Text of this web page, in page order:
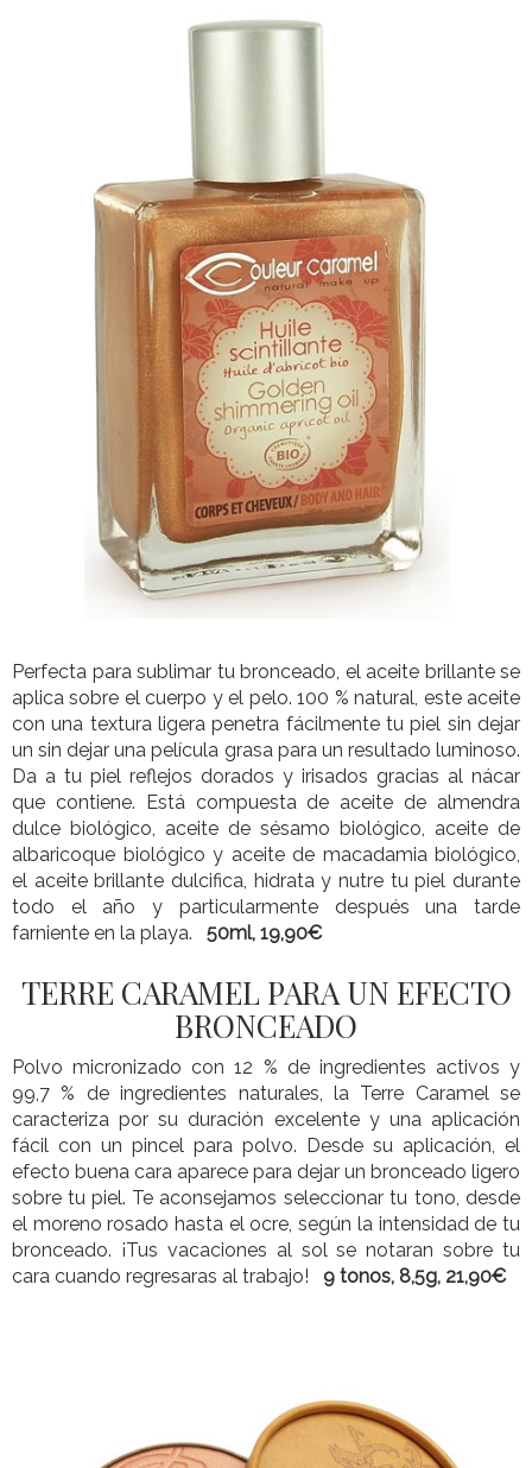
Perfecta para sublimar tu bronceado, el aceite brillante se
aplica sobre el cuerpo y el pelo. 100 % natural, este aceite
con una textura ligera penetra fácilmente tu piel sin dejar
un sin dejar una película grasa para un resultado luminoso.
Da a tu piel reflejos dorados y irisados gracias al nácar
que contiene. Está compuesta de aceite de almendra
dulce biológico, aceite de sésamo biológico, aceite de
albaricoque biológico y aceite de macadamia biológico,
el aceite brillante dulcifica, hidrata y nutre tu piel durante
todo el año y particularmente después una tarde
50ml, 19,90€
TERRE CARAMEL PARA UN EFECTO
BRONCEADO
Polvo micronizado con 12 % de ingredientes activos y
99,7 % de ingredientes naturales, la Terre Caramel se
caracteriza por su duración excelente y una aplicación
fácil con un pincel para polvo. Desde su aplicación, el
efecto buena cara aparece para dejar un bronceado ligero
sobre tu piel. Te aconsejamos seleccionar tu tono, desde
el moreno rosado hasta el ocre, según la intensidad de tu
bronceado. ¡Tus vacaciones al sol se notaran sobre tu
9 tonos, 8,5g, 21,90€